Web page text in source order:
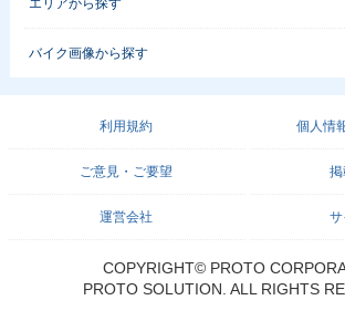
バイク画像から探す
利用規約 個人情
ご意見・ご要望
運営会社
COPYRIGHT© PROTO
PROTO SOLUTION. ALL RIGHTS